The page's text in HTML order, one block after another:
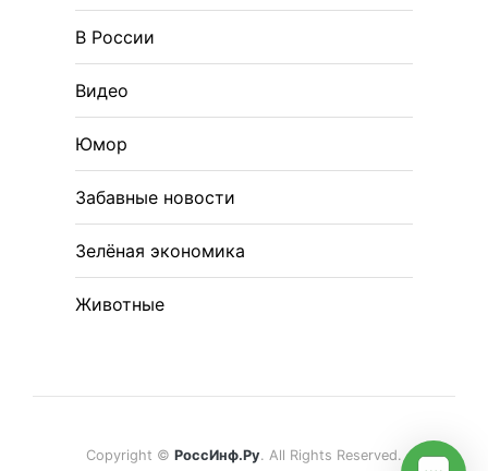
В России
Видео
Юмор
Забавные новости
Зелёная экономика
Животные
Copyright © РоссИнф.Ру. All Rights Reserved.